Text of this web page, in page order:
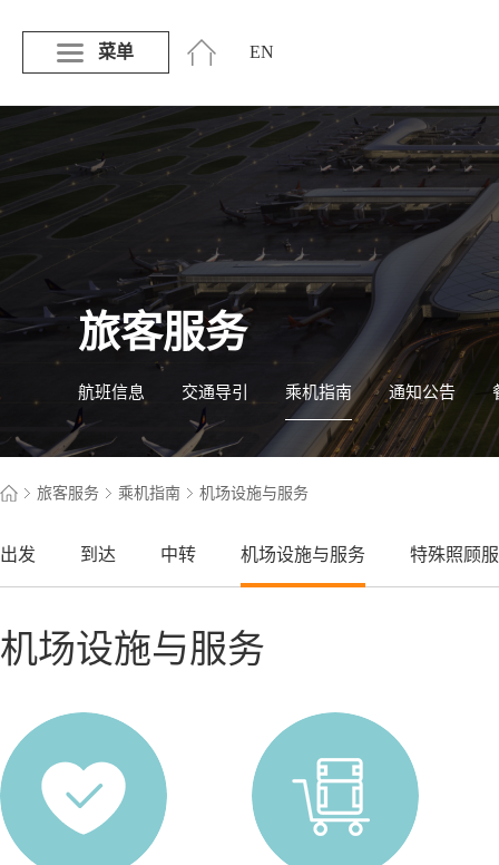
菜单 EN
旅客服务
航班信息 交通导引 乘机指南 通知公告
旅客服务 乘机指南 机场设施与服务
出发 到达 中转 机场设施与服务 特殊照顾
机场设施与服务